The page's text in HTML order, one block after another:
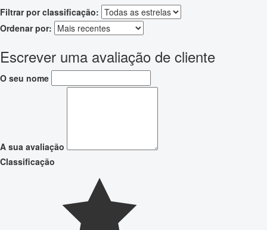
Filtrar por classificação:
Ordenar por:
Escrever uma avaliação de cliente
O seu nome
A sua avaliação
Classificação